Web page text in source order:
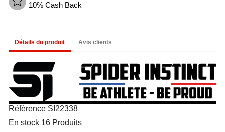
10% Cash Back
Détails du produit Avis clients
Référence SI22338
En stock 16 Produits